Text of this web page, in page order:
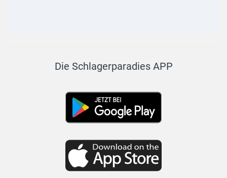
Die Schlagerparadies APP